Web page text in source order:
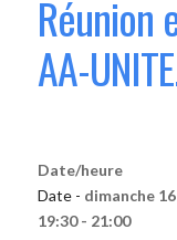
Réunion
AA-
Date/heure
Date - dimanche
19:30 - 21:00